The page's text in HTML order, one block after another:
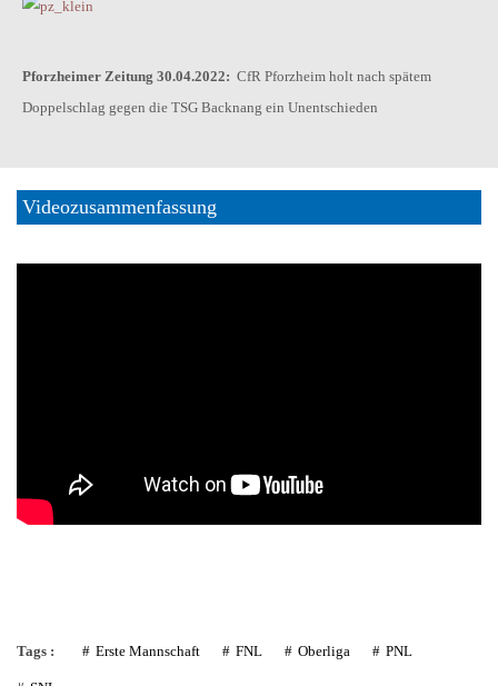
Pforzheimer Zeitung 30.04.2022: CfR Pforzheim holt nach spätem
Doppelschlag gegen die TSG Backnang ein Unentschieden
Videozusammenfassung
Tags : Erste Mannschaft FNL Oberliga PNL